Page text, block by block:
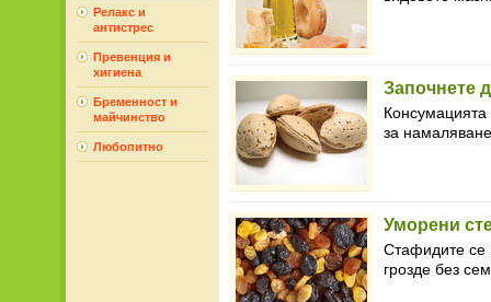
Започнете
за
Уморени
Стафидите се
грозде без
Релакс и
антистрес
Превенция и
хигиена
Бременност и
майчинство
Любопитно